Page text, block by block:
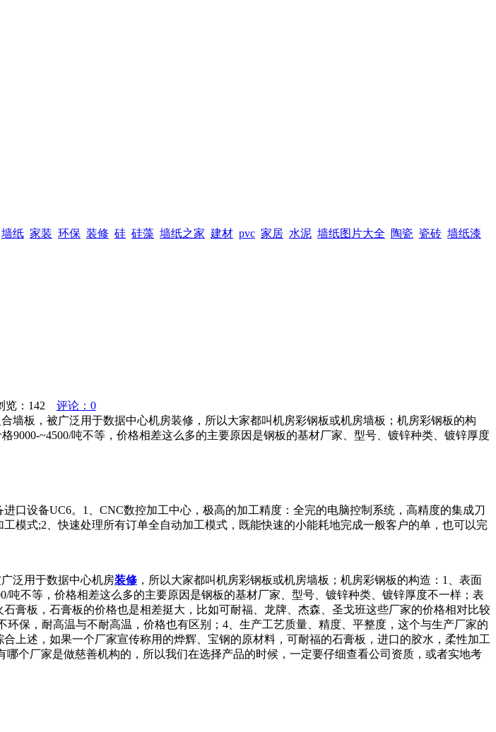
墙纸 家装 环保 装修 硅 硅藻 墙纸之家 建材 pvc 家居 水泥 墙纸图片大全 陶瓷 瓷砖 墙纸漆
： 142
评论：0
墙板，被广泛用于数据中心机房装修，所以大家都叫机房彩钢板或机房墙板；机房彩钢板的构
9000-~4500/吨不等，价格相差这么多的主要原因是钢板的基材厂家、型号、镀锌种类、镀锌厚度
口设备UC6。1、CNC数控加工中心，极高的加工精度：全完的电脑控制系统，高精度的集成刀
模式;2、快速处理所有订单全自动加工模式，既能快速的小能耗地完成一般客户的单，也可以完
泛用于数据中心机房装修 ，所以大家都叫机房彩钢板或机房墙板；机房彩钢板的构造：1、表面
吨不等，价格相差这么多的主要原因是钢板的基材厂家、型号、镀锌种类、镀锌厚度不一样；表
膏板，石膏板的价格也是相差挺大，比如可耐福、龙牌、杰森、圣戈班这些厂家的价格相对比较
环保，耐高温与不耐高温，价格也有区别；4、生产工艺质量、精度、平整度，这个与生产厂家的
上述，如果一个厂家宣传称用的烨辉、宝钢的原材料，可耐福的石膏板，进口的胶水，柔性加工
个厂家是做慈善机构的，所以我们在选择产品的时候，一定要仔细查看公司资质，或者实地考